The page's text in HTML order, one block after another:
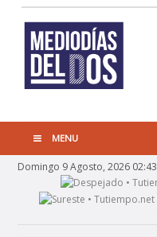
MENU
Domingo 9 Agosto, 2026 02:43